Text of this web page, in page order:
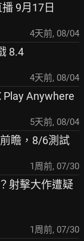
9月17日
4天前, 08/04
8.4
4天前, 08/04
Play Anywhere
5天前, 08/04
瞻，8/6測試
1周前, 07/30
射擊大作遭疑
1周前, 07/30